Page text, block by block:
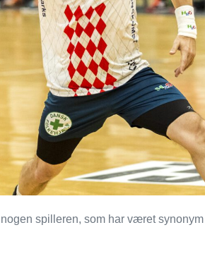
spilleren, som har været